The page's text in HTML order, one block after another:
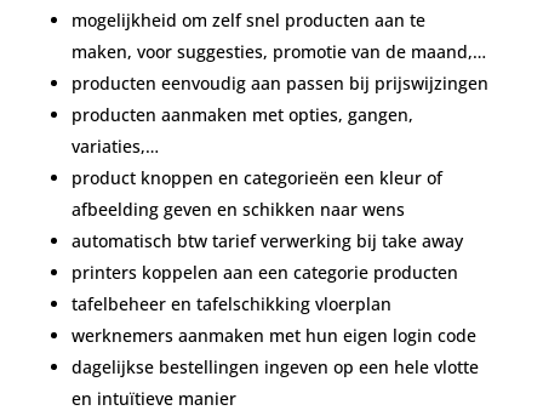
mogelijkheid om zelf snel producten aan te
maken, voor suggesties, promotie van de maand,…
producten eenvoudig aan passen bij prijswijzingen
producten aanmaken met opties, gangen,
variaties,…
product knoppen en categorieën een kleur of
afbeelding geven en schikken naar wens
automatisch btw tarief verwerking bij take away
printers koppelen aan een categorie producten
tafelbeheer en tafelschikking vloerplan
werknemers aanmaken met hun eigen login code
dagelijkse bestellingen ingeven op een hele vlotte
en intuïtieve manier